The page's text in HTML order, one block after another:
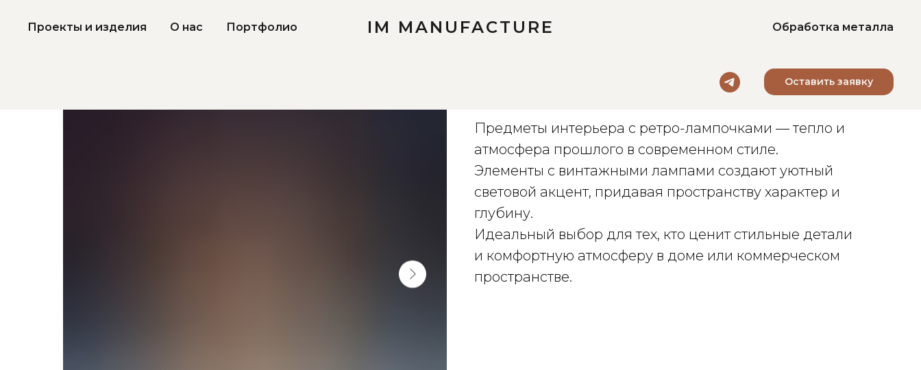
IM MANUFACTURE
Проекты и изделия О нас Портфолио Обработка металла
Оставить заявку
Предметы интерьера с ретро-лампочками
Предметы интерьера с ретро-лампочками — тепло и
атмосфера прошлого в современном стиле.
Элементы с винтажными лампами создают уютный
световой акцент, придавая пространству характер и
глубину.
Идеальный выбор для тех, кто ценит стильные детали
и комфортную атмосферу в доме или коммерческом
пространстве.